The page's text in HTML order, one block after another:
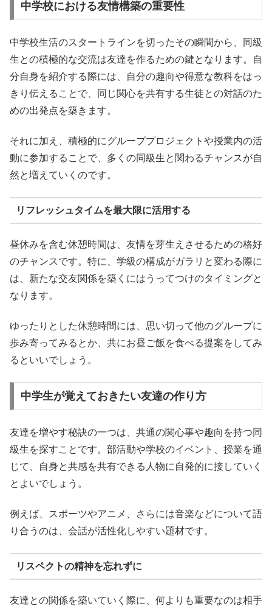
中学校における友情構築の重要性
中学校生活のスタートラインを切ったその瞬間から、同級
生との積極的な交流は友達を作るための鍵となります。自
分自身を紹介する際には、自分の趣向や得意な教科をはっ
きり伝えることで、同じ関心を共有する生徒との対話のた
めの出発点を築きます。
それに加え、積極的にグループプロジェクトや授業内の活
動に参加することで、多くの同級生と関わるチャンスが自
然と増えていくのです。
リフレッシュタイムを最大限に活用する
昼休みを含む休憩時間は、友情を芽生えさせるための格好
のチャンスです。特に、学級の構成がガラリと変わる際に
は、新たな交友関係を築くにはうってつけのタイミングと
なります。
ゆったりとした休憩時間には、思い切って他のグループに
歩み寄ってみるとか、共にお昼ご飯を食べる提案をしてみ
るといいでしょう。
中学生が覚えておきたい友達の作り方
友達を増やす秘訣の一つは、共通の関心事や趣向を持つ同
級生を探すことです。部活動や学校のイベント、授業を通
じて、自身と共感を共有できる人物に自発的に接していく
とよいでしょう。
例えば、スポーツやアニメ、さらには音楽などについて語
り合うのは、会話が活性化しやすい題材です。
リスペクトの精神を忘れずに
友達との関係を築いていく際に、何よりも重要なのは相手